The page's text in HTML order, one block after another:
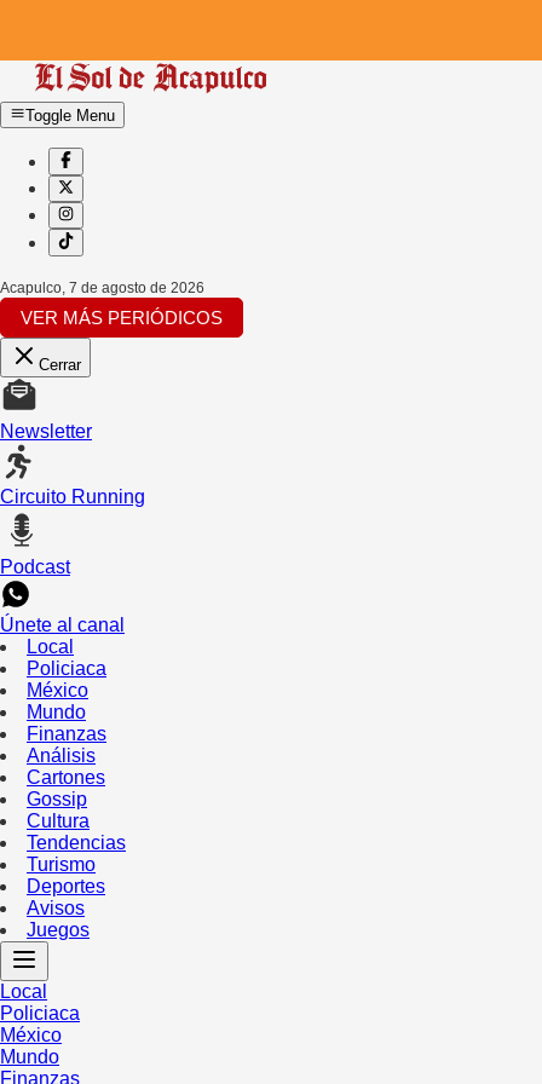
Toggle Menu
Acapulco 7 de agosto de 2026
VER MÁS PERIÓDICOS
Cerrar
Newsletter
Circuito Running
Podcast
Únete al canal
Local
Policiaca
México
Mundo
Finanzas
Análisis
Cartones
Gossip
Cultura
Tendencias
Turismo
Deportes
Avisos
Juegos
Local
Policiaca
México
Mundo
Finanzas